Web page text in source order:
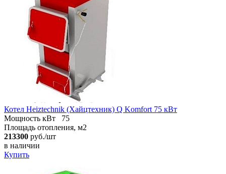
Котел Heiztechnik (Хайцтехник) Q Komfort 75 кВт
Мощность кВт
75
Площадь отопления, м2
213300 руб./шт
в наличии
Купить